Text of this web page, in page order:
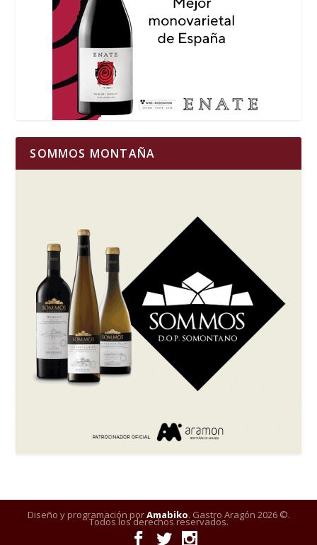
SOMMOS MONTAÑA
Diseño y programación porAmabiko. Gastro Aragón 2026 ©.
Todos los derechos reservados.